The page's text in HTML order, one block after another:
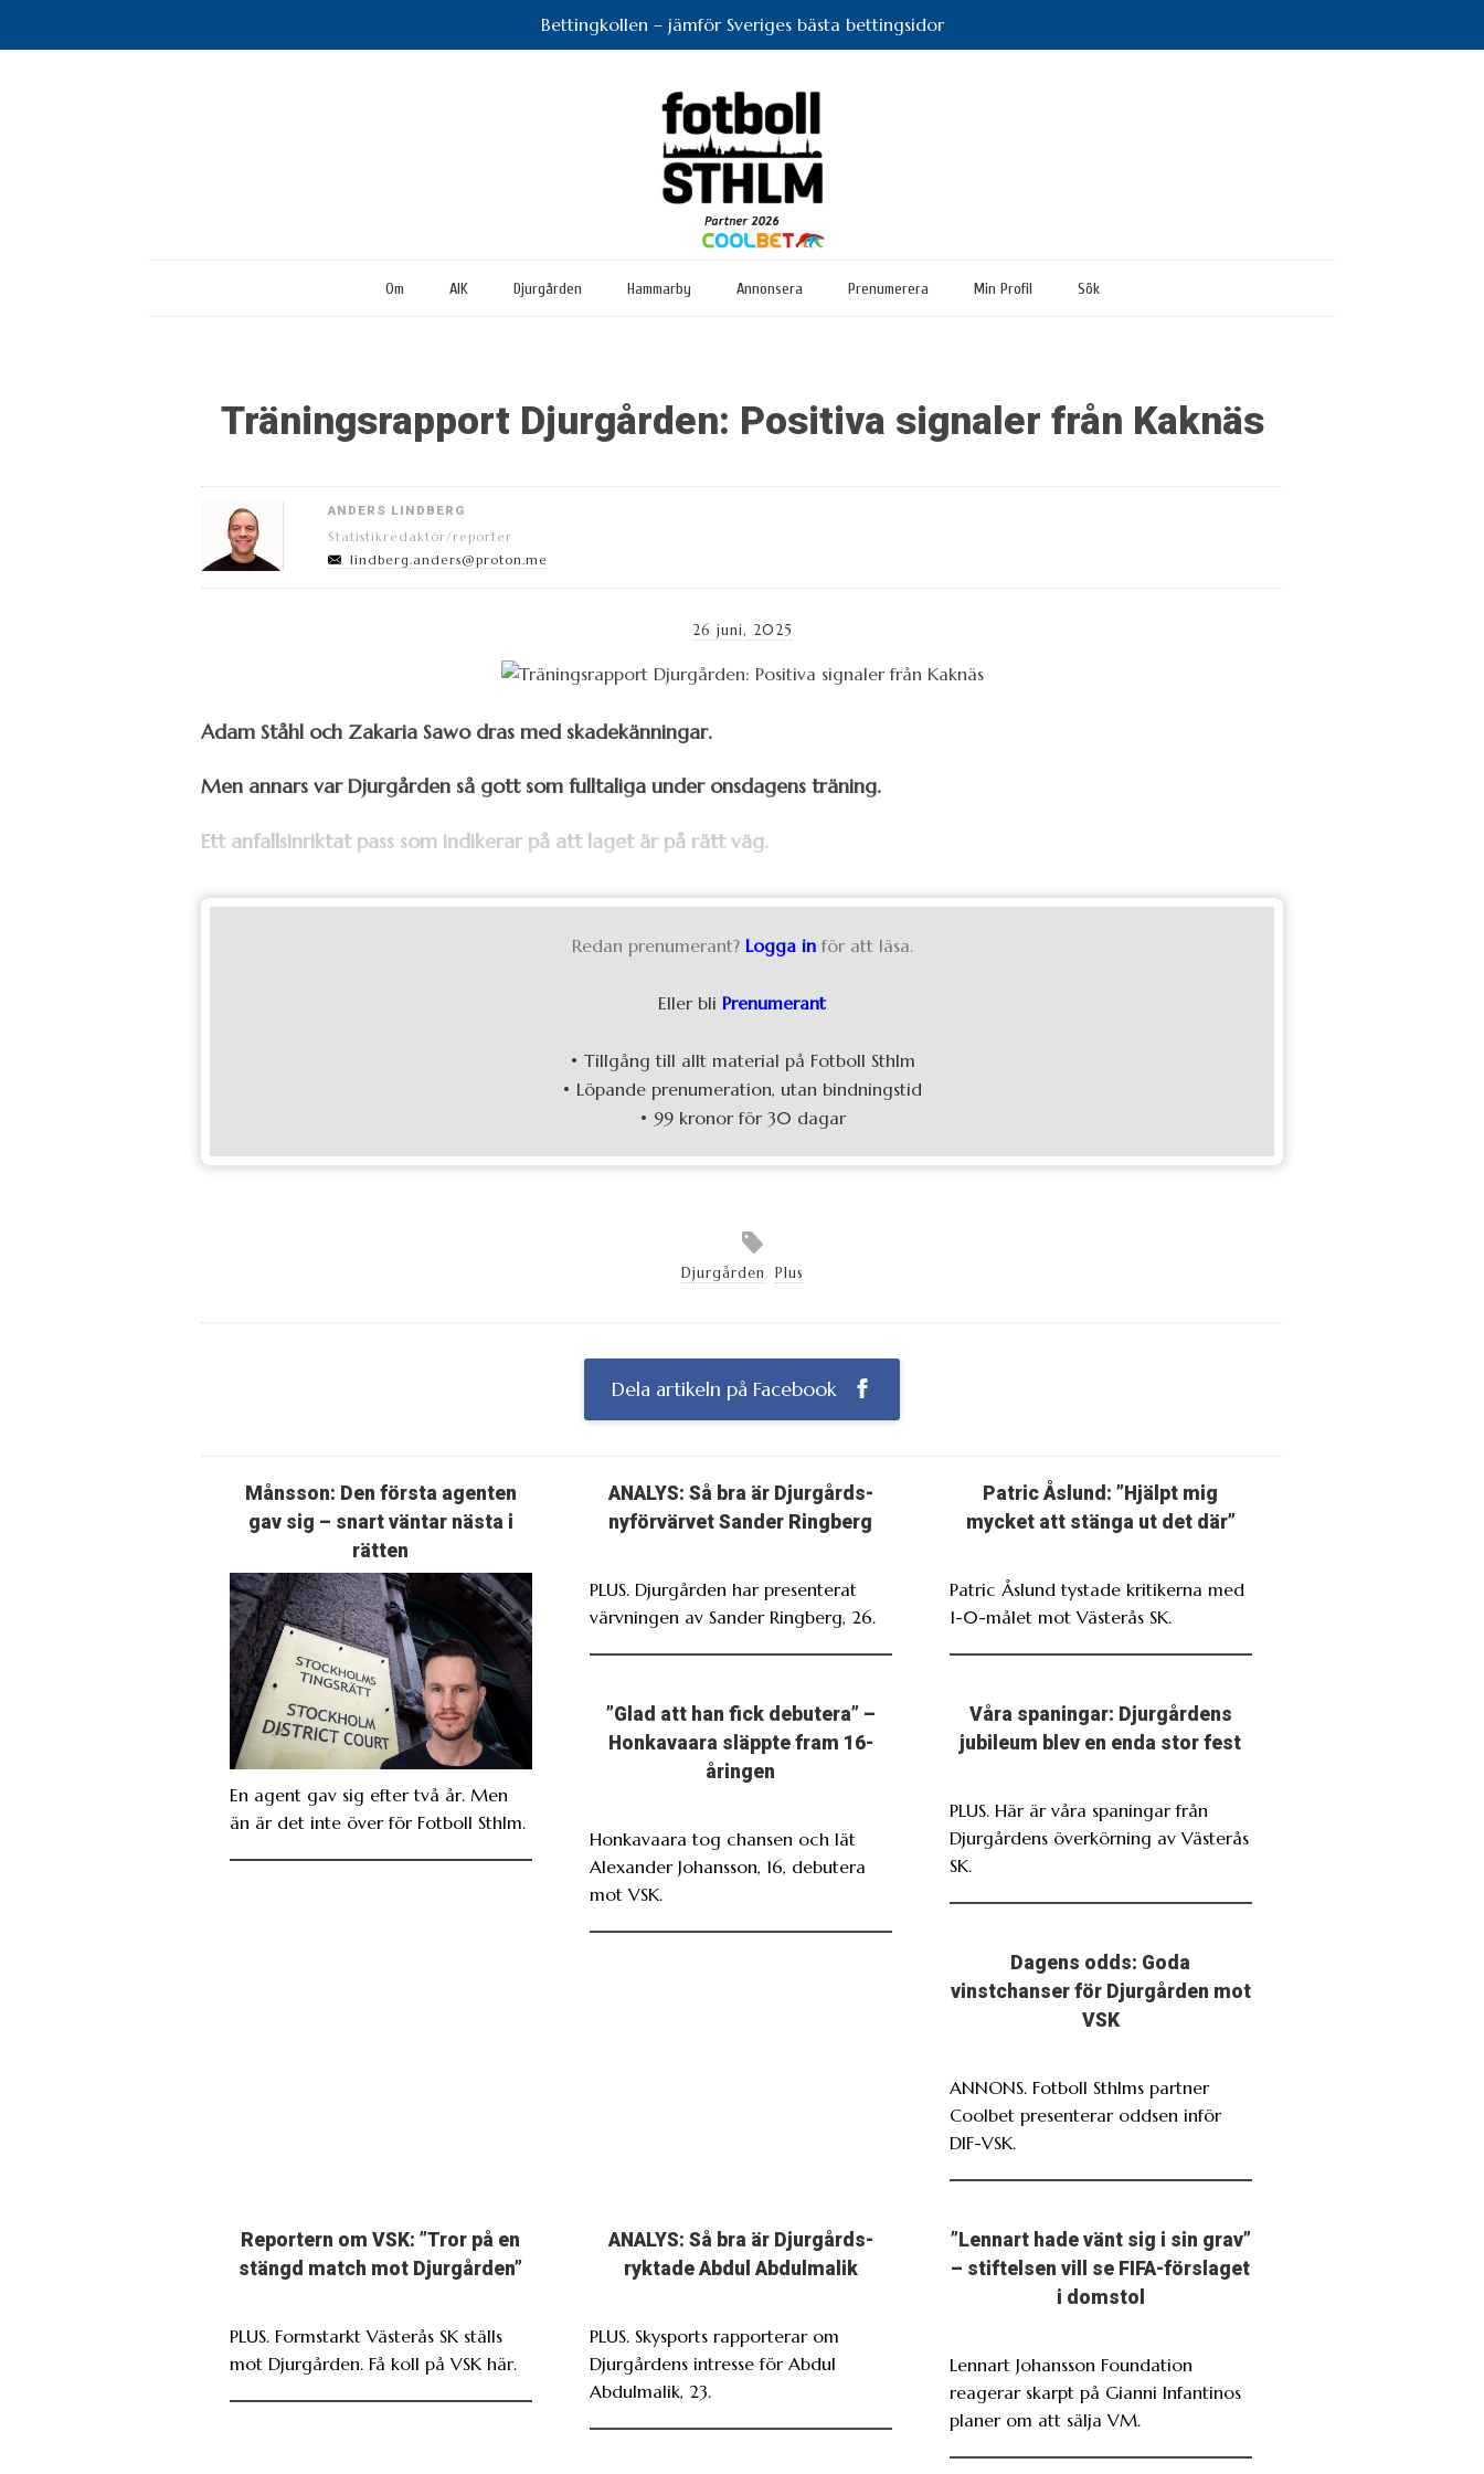
Bettingkollen – jämför Sveriges bästa bettingsidor
Om AIK Djurgården Hammarby Annonsera Prenumerera Min Profil Sök
Träningsrapport Djurgården: Positiva signaler från Kaknäs
ANDERS LINDBERG
Statistikredaktör/reporter
lindberg.anders@proton.me
26 juni, 2025
Adam Ståhl och Zakaria Sawo dras med skadekänningar.
Men annars var Djurgården så gott som fulltaliga under onsdagens träning.
Ett anfallsinriktat pass som indikerar på att laget är på rätt väg.
Redan prenumerant? Logga in för att läsa.
Eller bli Prenumerant
• Tillgång till allt material på Fotboll Sthlm
• Löpande prenumeration, utan bindningstid
• 99 kronor för 30 dagar
Djurgården, Plus
Dela artikeln på Facebook
Månsson: Den första agenten
gav sig – snart väntar nästa i
rätten
En agent gav sig efter två år. Men
än är det inte över för Fotboll Sthlm.
ANALYS: Så bra är Djurgårds-
nyförvärvet Sander Ringberg
PLUS. Djurgården har presenterat
värvningen av Sander Ringberg, 26.
Patric Åslund: ”Hjälpt mig
mycket att stänga ut det där”
Patric Åslund tystade kritikerna med
1-0-målet mot Västerås SK.
”Glad att han fick debutera” –
Honkavaara släppte fram 16-
åringen
Honkavaara tog chansen och lät
Alexander Johansson, 16, debutera
mot VSK.
Våra spaningar: Djurgårdens
jubileum blev en enda stor fest
PLUS. Här är våra spaningar från
Djurgårdens överkörning av Västerås
SK.
Dagens odds: Goda
vinstchanser för Djurgården mot
VSK
ANNONS. Fotboll Sthlms partner
Coolbet presenterar oddsen inför
DIF-VSK.
Reportern om VSK: ”Tror på en
stängd match mot Djurgården”
PLUS. Formstarkt Västerås SK ställs
mot Djurgården. Få koll på VSK här.
ANALYS: Så bra är Djurgårds-
ryktade Abdul Abdulmalik
PLUS. Skysports rapporterar om
Djurgårdens intresse för Abdul
Abdulmalik, 23.
”Lennart hade vänt sig i sin grav”
– stiftelsen vill se FIFA-förslaget
i domstol
Lennart Johansson Foundation
reagerar skarpt på Gianni Infantinos
planer om att sälja VM.